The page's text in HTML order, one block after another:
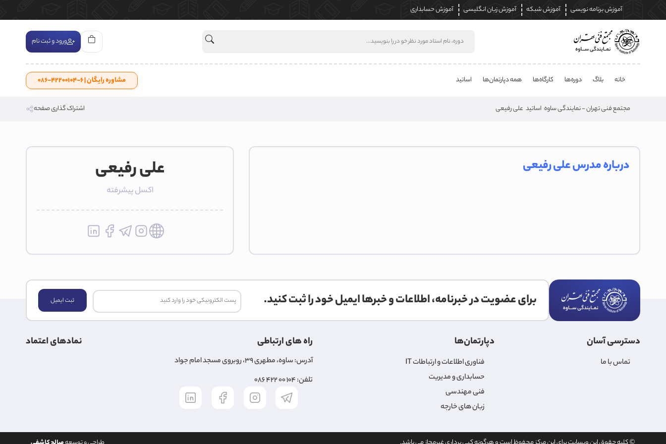
آموزش برنامه نویسی آموزش شبکه آموزش زبان انگلیسی آموزش حسابداری
ورود و ثبت نام
خانه بلاگ دوره‌ها کارگاه‌ها همه دپارتمان‌ها اساتید مشاوره رایگان | ۶-۴۲۲۰۰۱۰۴-۰۸۶
مجتمع فنی تهران - نمایندگی ساوه اساتید علی رفیعی اشتراک گذاری صفحه
درباره مدرس علی رفیعی علی رفیعی
اکسل پیشرفته
برای عضویت در خبرنامه، اطلاعات و خبرها ایمیل خود را ثبت کنید. ثبت ایمیل
دسترسی آسان
تماس با ما
دپارتمان‌ها
فناوری اطلاعات و ارتباطات IT
حسابداری و مدیریت
فنی مهندسی
زبان های خارجه
راه های ارتباطی
آدرس: ساوه، مطهری ۳۹، روبروی مسجد امام جواد
تلفن: ۱۰۴ ۰۰ ۴۲۲ ۰۸۶
نمادهای اعتماد